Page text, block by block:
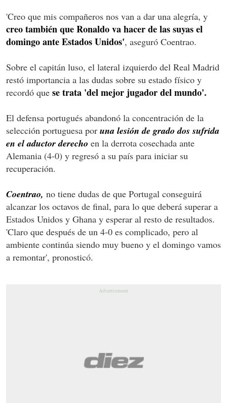
'Creo que mis compañeros nos van a dar una alegría, y
creo también que Ronaldo va hacer de las suyas el
domingo ante Estados Unidos', aseguró Coentrao.
Sobre el capitán luso, el lateral izquierdo del Real Madrid
restó importancia a las dudas sobre su estado físico y
recordó que se trata 'del mejor jugador del mundo'.
El defensa portugués abandonó la concentración de la
selección portuguesa por una lesión de grado dos sufrida
en el aductor derecho en la derrota cosechada ante
Alemania (4-0) y regresó a su país para iniciar su
recuperación.
Coentrao, no tiene dudas de que Portugal conseguirá
alcanzar los octavos de final, para lo que deberá superar a
Estados Unidos y Ghana y esperar al resto de resultados.
'Claro que después de un 4-0 es complicado, pero al
ambiente continúa siendo muy bueno y el domingo vamos
a remontar', pronosticó.